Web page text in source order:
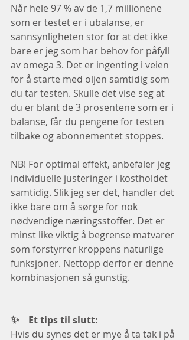
Når hele 97 % av de 1,7 millionene
som er testet er i ubalanse, er
sannsynligheten stor for at det ikke
bare er jeg som har behov for påfyll
av omega 3. Det er ingenting i veien
for å starte med oljen samtidig som
du tar testen. Skulle det vise seg at
du er blant de 3 prosentene som er i
balanse, får du pengene for testen
tilbake og abonnementet stoppes.
NB! For optimal effekt, anbefaler jeg
individuelle justeringer i kostholdet
samtidig. Slik jeg ser det, handler det
ikke bare om å sørge for nok
nødvendige næringsstoffer. Det er
minst like viktig å begrense matvarer
som forstyrrer kroppens naturlige
funksjoner. Nettopp derfor er denne
kombinasjonen så gunstig.
✨
Et tips til slutt:
Hvis du synes det er mye å ta tak i på